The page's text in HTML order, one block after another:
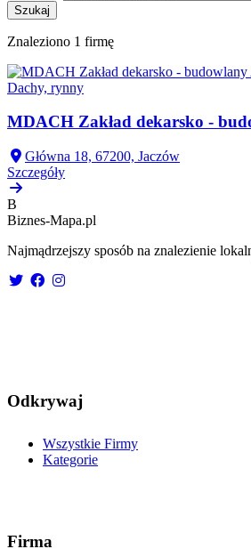
Szukaj
Znaleziono 1 firmę
Dachy, rynny
MDACH Zakład dekarsko -
Główna 18, 67200, Jaczów
Szczegóły
B
Biznes-Mapa.pl
Najmądrzejszy sposób na znalezienie
Odkrywaj
Wszystkie Firmy
Kategorie
Firma